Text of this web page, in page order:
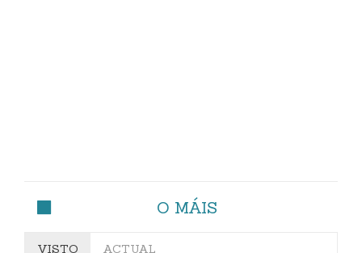
O MÁIS
VISTO ACTUAL